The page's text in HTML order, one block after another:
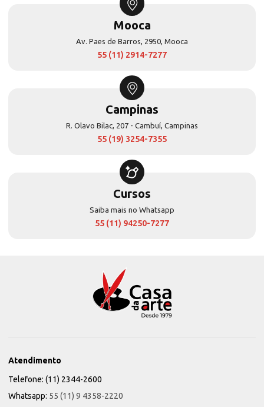
Mooca
Av. Paes de Barros, 2950, Mooca
55 (11) 2914-7277
Campinas
R. Olavo Bilac, 207 - Cambuí, Campinas
55 (19) 3254-7355
Cursos
Saiba mais no Whatsapp
55 (11) 94250-7277
Atendimento
Telefone: (11) 2344-2600
Whatsapp: 55 (11) 9 4358-2220